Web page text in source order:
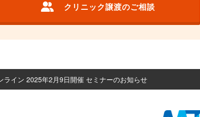
クリニック譲渡のご相談
ライン 2025年2月9日開催 セミナーのお知らせ